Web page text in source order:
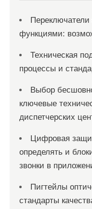
функциями:
Техническая
процессы и
Выбор
ключевые
диспетчерских
Цифровая
определять и
звонки в
Пигтейлы
стандарты